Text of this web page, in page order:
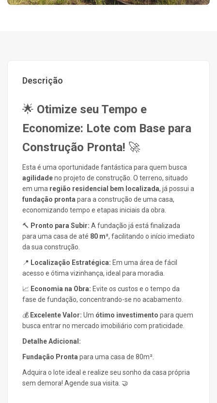
Descrição
🌟 Otimize seu Tempo e
Economize: Lote com Base para
Construção Pronta! 🚀
Esta é uma oportunidade fantástica para quem busca
agilidadeno projeto de construção. O terreno, situado
em uma região residencial bem localizada, já possui a
fundação pronta para a construção de uma casa,
economizando tempo e etapas iniciais da obra.
🔨 Pronto para Subir: A fundação já está finalizada
para uma casa de até 80 m², facilitando o início imediato
da sua construção.
📍 Localização Estratégica: Em uma área de fácil
acesso e ótima vizinhança, ideal para moradia.
📈 Economia na Obra: Evite os custos e o tempo da
fase de fundação, concentrando-se no acabamento.
💰 Excelente Valor: Um ótimo investimento para quem
busca entrar no mercado imobiliário com praticidade.
Detalhe Adicional:
Fundação Pronta para uma casa de 80m².
Adquira o lote ideal e realize seu sonho da casa própria
sem demora! Agende sua visita. 🤝